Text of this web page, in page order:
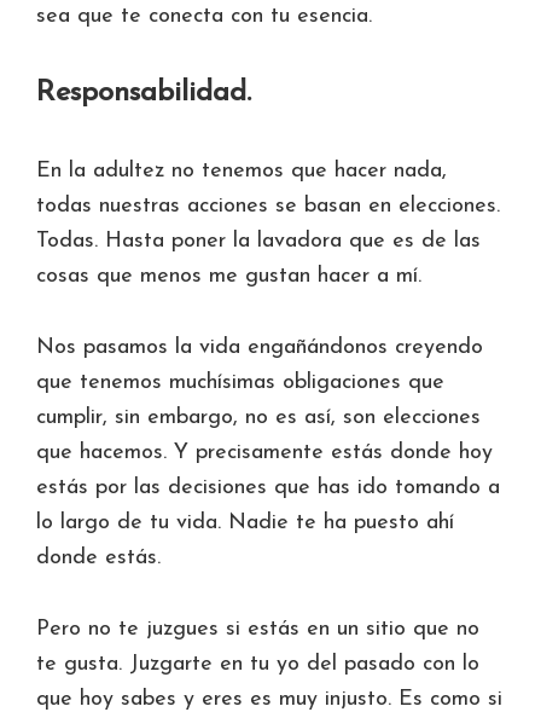
sea que te conecta con tu esencia.
Responsabilidad.
En la adultez no tenemos que hacer nada,
todas nuestras acciones se basan en elecciones.
Todas. Hasta poner la lavadora que es de las
cosas que menos me gustan hacer a mí.
Nos pasamos la vida engañándonos creyendo
que tenemos muchísimas obligaciones que
cumplir, sin embargo, no es así, son elecciones
que hacemos. Y precisamente estás donde hoy
estás por las decisiones que has ido tomando a
lo largo de tu vida. Nadie te ha puesto ahí
donde estás.
Pero no te juzgues si estás en un sitio que no
te gusta. Juzgarte en tu yo del pasado con lo
que hoy sabes y eres es muy injusto. Es como si